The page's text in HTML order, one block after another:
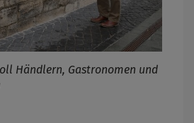
Händlern, Gastronomen und